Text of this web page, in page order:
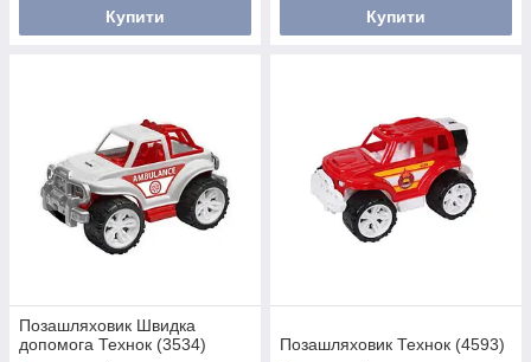
Купити Купити
Позашляховик Швидка
допомога Технок (3534)
Позашляховик Технок (4593)